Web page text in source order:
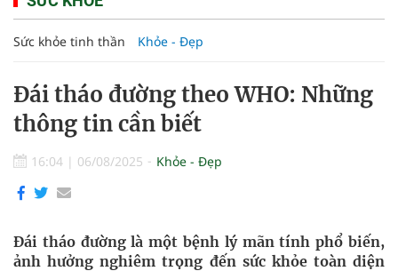
Sức khỏe tinh thần Khỏe - Đẹp
Đái tháo đường theo WHO: Những
thông tin cần biết
16:04 | 06/08/2025 Khỏe - Đẹp
Đái tháo đường là một bệnh lý mãn tính phổ biến,
ảnh hưởng nghiêm trọng đến sức khỏe toàn diện